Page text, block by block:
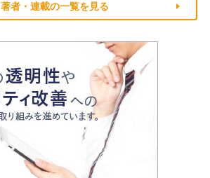
著者・連載の一覧を見る